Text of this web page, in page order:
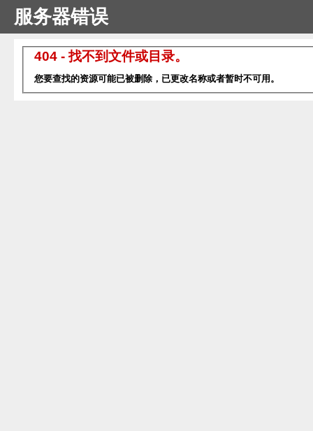
服务器错误
404 - 找不到文件或目录。
您要查找的资源可能已被删除，已更改名称或者暂时不可用。